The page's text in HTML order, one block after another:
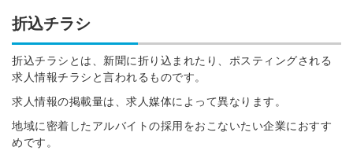
折込チラシ
折込チラシとは、新聞に折り込まれたり、ポスティングされる
求人情報チラシと言われるものです。
求人情報の掲載量は、求人媒体によって異なります。
地域に密着したアルバイトの採用をおこないたい企業におすす
めです。